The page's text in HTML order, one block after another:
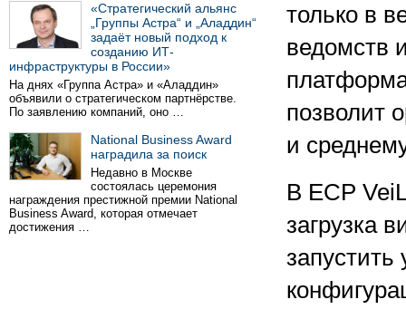
«Стратегический альянс
„Группы Астра“ и „Аладдин“
задаёт новый подход к
созданию ИТ-
инфраструктуры в России»
На днях «Группа Астра» и «Аладдин»
объявили о стратегическом партнёрстве.
По заявлению компаний, оно …
National Business Award
наградила за поиск
Недавно в Москве
состоялась церемония
награждения престижной премии National
Business Award, которая отмечает
достижения …
только в
ведомств
позволит
и
В ECP
загрузка
запустить